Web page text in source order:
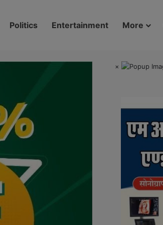
Politics Entertainment More
×